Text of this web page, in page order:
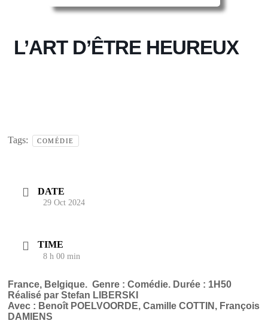
L’ART D’ÊTRE HEUREUX
Tags: COMÉDIE
DATE
29 Oct 2024
TIME
8 h 00 min
France, Belgique. Genre : Comédie. Durée : 1H50
Réalisé par Stefan LIBERSKI
Avec : Benoît POELVOORDE, Camille COTTIN, François
DAMIENS